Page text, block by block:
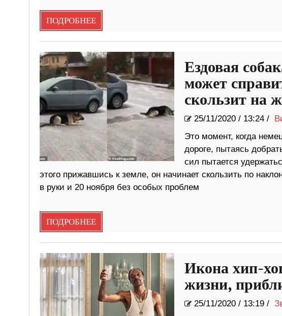
ПОДРОБНЕЕ
Ездовая
может
скользит на
25/11/2020/ 13:24 /
Это момент, когда
дороге, пытаясь
сил пытается
этого прижавшись к земле, он начинает скользить по
в руки и 20 ноября без особых проблем
ПОДРОБНЕЕ
Икона хип-
жизни,
25/11/2020/ 13:19 /